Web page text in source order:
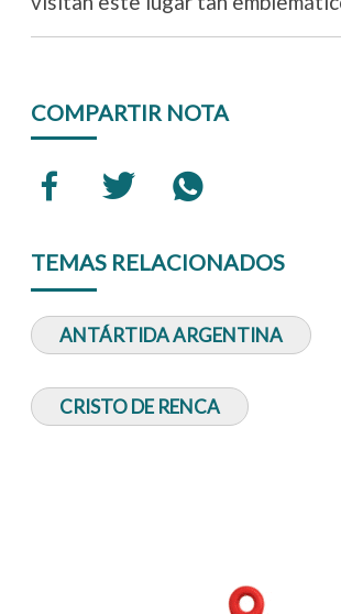
COMPARTIR NOTA
TEMAS RELACIONADOS
ANTÁRTIDA ARGENTINA
CRISTO DE RENCA